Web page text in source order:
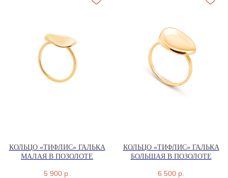
КОЛЬЦО «ТИФЛИС» ГАЛЬКА
МАЛАЯ В ПОЗОЛОТЕ
5 900 р.
КОЛЬЦО «ТИФЛИС» ГАЛЬКА
БОЛЬШАЯ В ПОЗОЛОТЕ
6 500 р.